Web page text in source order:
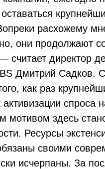
расхожему
они продолжают
директор
Дмитрий Садков.
как раз
спроса
мотивом здесь
Ресурсы
своими
исчерпаны. За